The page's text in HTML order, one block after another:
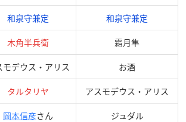
和泉守兼定 和泉守兼定
木角半兵衛 霜月隼
モデウス・アリス お酒
タルタリヤ アスモデウス・アリス
岡本信彦さん ジュダル